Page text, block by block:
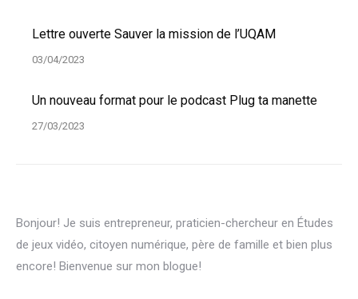
Lettre ouverte Sauver la mission de l’UQAM
03/04/2023
Un nouveau format pour le podcast Plug ta manette
27/03/2023
Bonjour! Je suis entrepreneur, praticien-chercheur en Études
de jeux vidéo, citoyen numérique, père de famille et bien plus
encore! Bienvenue sur mon blogue!